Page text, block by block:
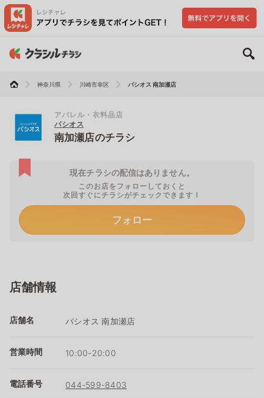
神奈川県 川崎市幸区 パシオス 南加瀬店
アパレル・衣料品店
パシオス
南加瀬店のチラシ
現在チラシの配信はありません。
このお店をフォローしておくと
次回すぐにチラシがチェックできます！
フォロー
店舗情報
店舗名 パシオス 南加瀬店
営業時間 10:00-20:00
電話番号 044-599-8403